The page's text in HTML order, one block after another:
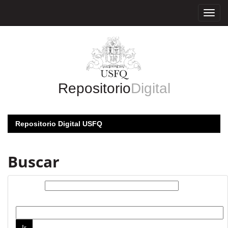
RepositorioDigital
Repositorio Digital USFQ
Buscar